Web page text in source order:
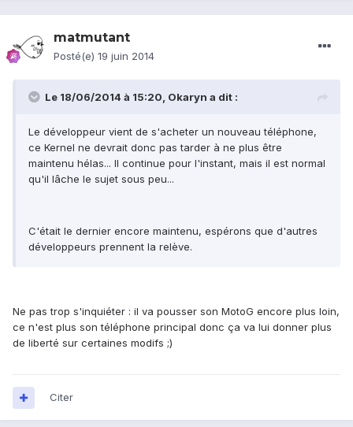
matmutant
Posté(e) 19 juin 2014
Le 18/06/2014 à 15:20, Okaryn a dit :
Le développeur vient de s'acheter un nouveau téléphone,
ce Kernel ne devrait donc pas tarder à ne plus être
maintenu hélas... Il continue pour l'instant, mais il est normal
qu'il lâche le sujet sous peu...
C'était le dernier encore maintenu, espérons que d'autres
développeurs prennent la relève.
Ne pas trop s'inquiéter : il va pousser son MotoG encore plus loin,
ce n'est plus son téléphone principal donc ça va lui donner plus
de liberté sur certaines modifs ;)
Citer